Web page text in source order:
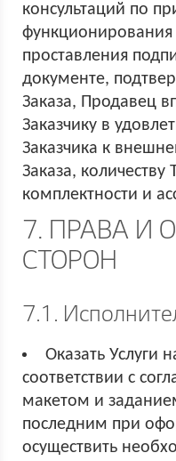
консультаций по
функционирования
проставления
документе,
Заказа, Продавец
Заказчику в
Заказчика к
Заказа, количеству
комплектности и
7. ПРАВА И
СТОРОН
7.1.
Оказать Услуги
соответствии с
макетом и
последним при
осуществить